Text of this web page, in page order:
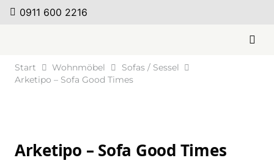
0911 600 2216
Start Wohnmöbel
Sofas / Sessel
Arketipo – Sofa Good Times
Arketipo – Sofa Good Times